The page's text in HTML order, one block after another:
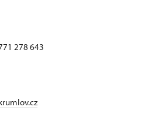
278 643